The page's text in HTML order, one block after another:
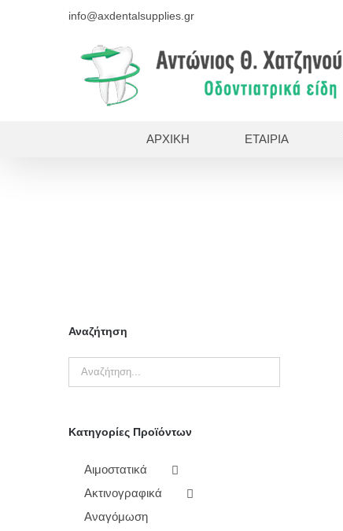
info@axdentalsupplies.gr
ΑΡΧΙΚΗ ΕΤΑΙΡΙΑ
Αναζήτηση
Κατηγορίες Προϊόντων
Αιμοστατικά
Ακτινογραφικά
Αναγόμωση